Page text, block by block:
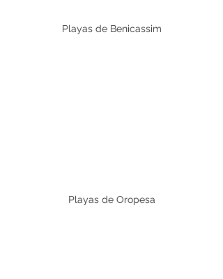
Playas de Benicassim
Playas de Oropesa